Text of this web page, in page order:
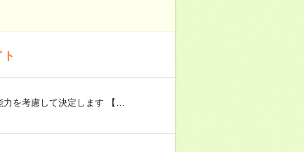
を考慮して決定します 【…